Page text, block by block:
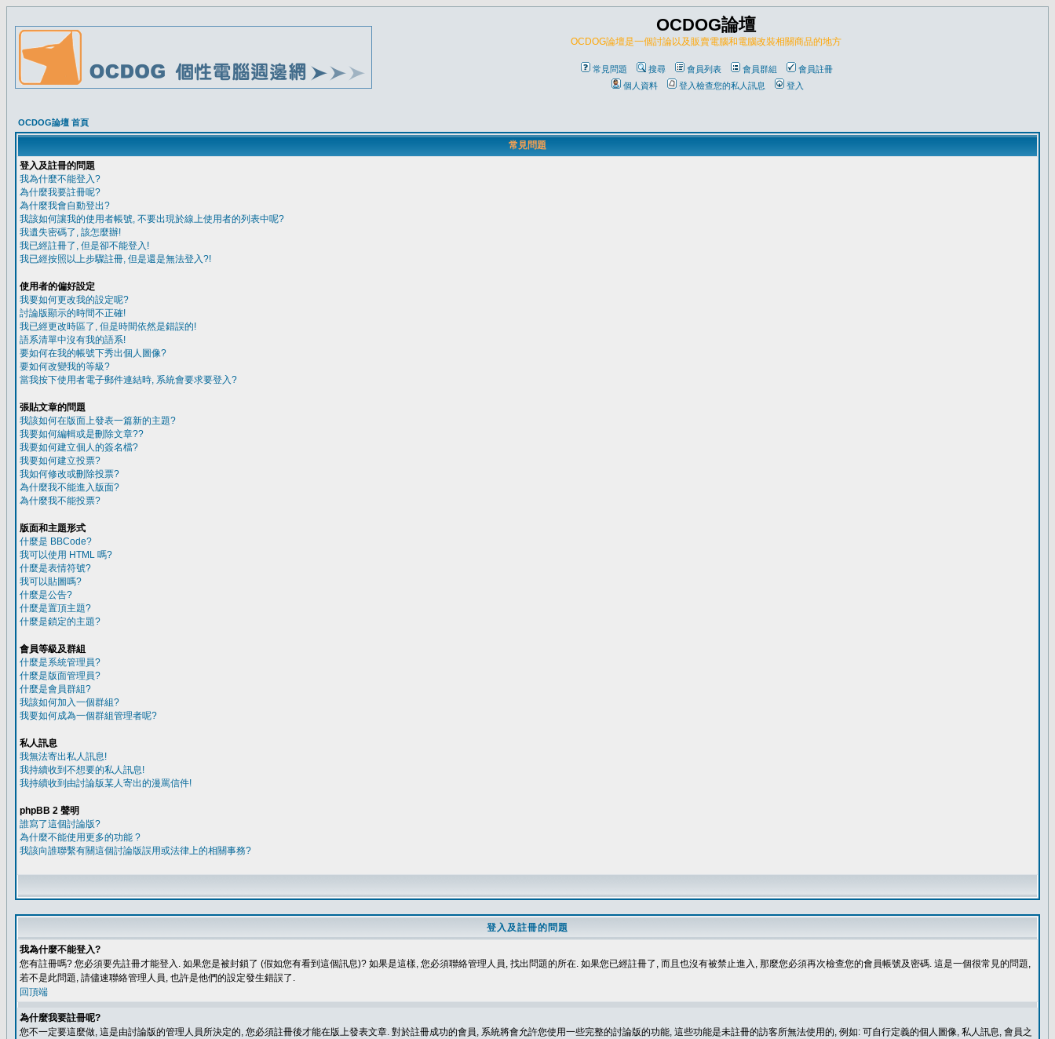
OCDOG論壇
OCDOG論壇是一個討論以及販賣電腦和電腦改裝相關商品的地方
常見問題 搜尋 會員列表 會員群組
會員註冊
個人資料
登入檢查您的私人訊息 登入
OCDOG論壇 首頁
常見問題
登入及註冊的問題
我為什麼不能登入?
為什麼我要註冊呢?
為什麼我會自動登出?
我該如何讓我的使用者帳號, 不要出現於線上使用者的列表中呢?
我遺失密碼了, 該怎麼辦!
我已經註冊了, 但是卻不能登入!
我已經按照以上步驟註冊, 但是還是無法登入?!
使用者的偏好設定
我要如何更改我的設定呢?
討論版顯示的時間不正確!
我已經更改時區了, 但是時間依然是錯誤的!
語系清單中沒有我的語系!
要如何在我的帳號下秀出個人圖像?
要如何改變我的等級?
當我按下使用者電子郵件連結時, 系統會要求要登入?
張貼文章的問題
我該如何在版面上發表一篇新的主題?
我要如何編輯或是刪除文章??
我要如何建立個人的簽名檔?
我要如何建立投票?
我如何修改或刪除投票?
為什麼我不能進入版面?
為什麼我不能投票?
版面和主題形式
什麼是 BBCode?
我可以使用 HTML 嗎?
什麼是表情符號?
我可以貼圖嗎?
什麼是公告?
什麼是置頂主題?
什麼是鎖定的主題?
會員等級及群組
什麼是系統管理員?
什麼是版面管理員?
什麼是會員群組?
我該如何加入一個群組?
我要如何成為一個群組管理者呢?
私人訊息
我無法寄出私人訊息!
我持續收到不想要的私人訊息!
我持續收到由討論版某人寄出的漫罵信件!
phpBB 2 聲明
誰寫了這個討論版?
為什麼不能使用更多的功能 ?
我該向誰聯繫有關這個討論版誤用或法律上的相關事務?
登入及註冊的問題
我為什麼不能登入?
您有註冊嗎? 您必須要先註冊才能登入. 如果您是被封鎖了 (假如您有看到這個訊息)? 如果是這樣, 您必須聯絡管理人員, 找出問題的所在. 如果您已經註冊了, 而且也沒有被禁止進入, 那麼您必須再次檢查您的會員帳號及密碼. 這是一個很常見的問題,
若不是此問題, 請儘速聯絡管理人員, 也許是他們的設定發生錯誤了.
回頂端
為什麼我要註冊呢?
您不一定要這麼做, 這是由討論版的管理人員所決定的, 您必須註冊後才能在版上發表文章. 對於註冊成功的會員, 系統將會允許您使用一些完整的討論版的功能, 這些功能是未註冊的訪客所無法使用的, 例如: 可自行定義的個人圖像, 私人訊息, 會員之